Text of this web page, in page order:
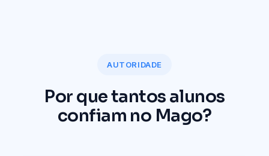
AUTORIDADE
Por que tantos alunos
confiam no Mago?